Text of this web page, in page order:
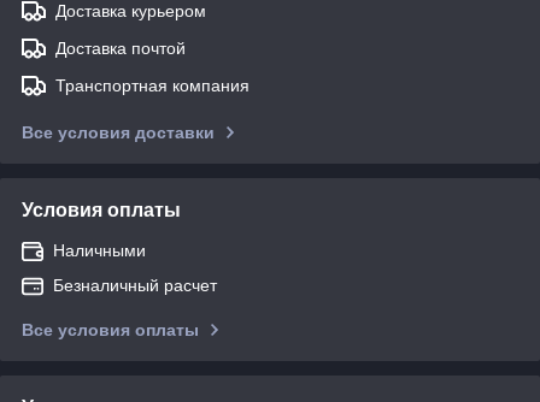
Доставка курьером
Доставка почтой
Транспортная компания
Все условия доставки
Условия оплаты
Наличными
Безналичный расчет
Все условия оплаты